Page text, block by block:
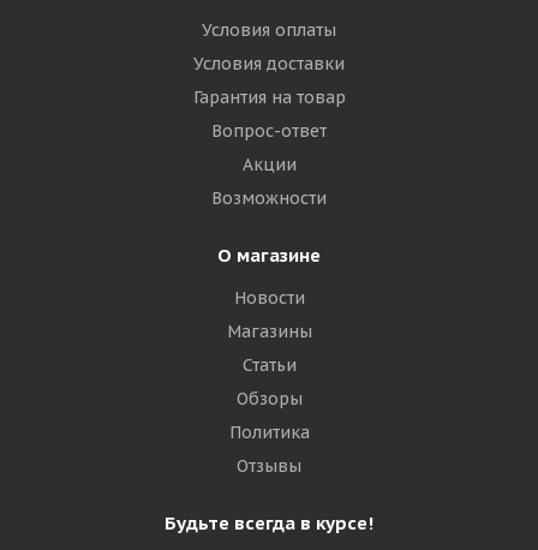
Условия оплаты
Условия доставки
Гарантия на товар
Вопрос-ответ
Акции
Возможности
О магазине
Новости
Магазины
Статьи
Обзоры
Политика
Отзывы
Будьте всегда в курсе!